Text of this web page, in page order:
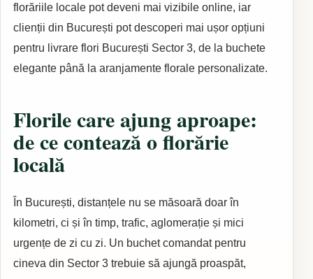
florăriile locale pot deveni mai vizibile online, iar
clienții din București pot descoperi mai ușor opțiuni
pentru livrare flori București Sector 3, de la buchete
elegante până la aranjamente florale personalizate.
Florile care ajung aproape:
de ce contează o florărie
locală
În București, distanțele nu se măsoară doar în
kilometri, ci și în timp, trafic, aglomerație și mici
urgențe de zi cu zi. Un buchet comandat pentru
cineva din Sector 3 trebuie să ajungă proaspăt,